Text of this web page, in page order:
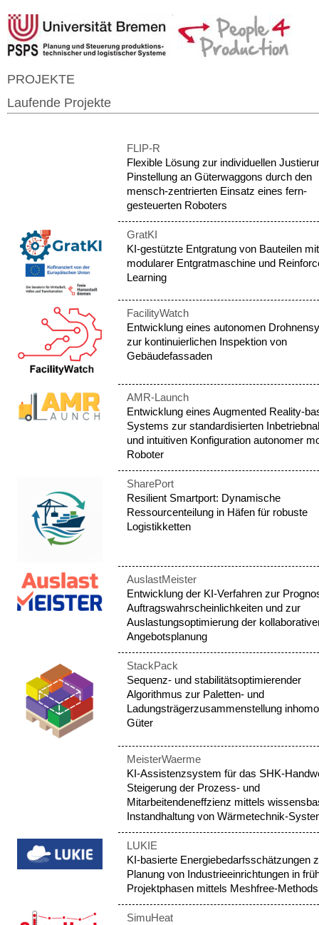
PROJEKTE
Laufende Projekte
FLIP-R
Flexible Lösung zur individuellen
Pinstellung an Güterwaggons durch den
mensch-zentrierten Einsatz eines fern-
gesteuerten Roboters
GratKI
KI-gestützte Entgratung von Bauteilen
modularer Entgratmaschine und
Learning
FacilityWatch
Entwicklung eines autonomen
zur kontinuierlichen Inspektion von
Gebäudefassaden
AMR-Launch
Entwicklung eines Augmented Reality-
Systems zur standardisierten
und intuitiven Konfiguration autonomer
Roboter
SharePort
Resilient Smartport: Dynamische
Ressourcenteilung in Häfen für robuste
Logistikketten
AuslastMeister
Entwicklung der KI-Verfahren zur
Auftragswahrscheinlichkeiten und zur
Auslastungsoptimierung der
Angebotsplanung
StackPack
Sequenz- und stabilitätsoptimierender
Algorithmus zur Paletten- und
Ladungsträgerzusammenstellung
Güter
MeisterWaerme
KI-Assistenzsystem für das SHK-
Steigerung der Prozess- und
Mitarbeitendeneffzienz mittels
Instandhaltung von Wärmetechnik-
LUKIE
KI-basierte Energiebedarfsschätzungen
Planung von Industrieeinrichtungen in
Projektphasen mittels Meshfree-Methods
SimuHeat